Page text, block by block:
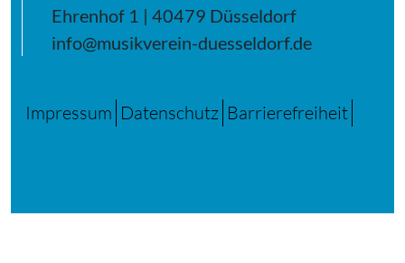
Ehrenhof 1 | 40479 Düsseldorf
info@musikverein-duesseldorf.de
Impressum Datenschutz Barrierefreiheit